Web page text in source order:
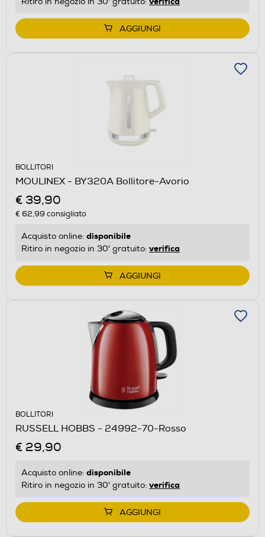
AGGIUNGI
BOLLITORI
MOULINEX - BY320A Bollitore-Avorio
€ 39,90
€ 62,99 consigliato
Acquisto online: disponibile
Ritiro in negozio in 30' gratuito: verifica
AGGIUNGI
BOLLITORI
RUSSELL HOBBS - 24992-70-Rosso
€ 29,90
Acquisto online: disponibile
Ritiro in negozio in 30' gratuito: verifica
AGGIUNGI